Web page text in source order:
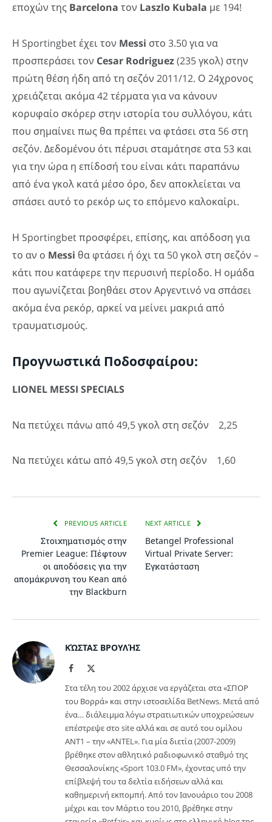
εποχών της Barcelona τον Laszlo Kubala με 194!
Η Sportingbet έχει τον Messi στο 3.50 για να
προσπεράσει τον Cesar Rodriguez(235 γκολ) στην
πρώτη θέση ήδη από τη σεζόν 2011/12. Ο 24χρονος
χρειάζεται ακόμα 42 τέρματα για να κάνουν
κορυφαίο σκόρερ στην ιστορία του συλλόγου, κάτι
που σημαίνει πως θα πρέπει να φτάσει στα 56 στη
σεζόν. Δεδομένου ότι πέρυσι σταμάτησε στα 53 και
για την ώρα η επίδοσή του είναι κάτι παραπάνω
από ένα γκολ κατά μέσο όρο, δεν αποκλείεται να
σπάσει αυτό το ρεκόρ ως το επόμενο καλοκαίρι.
Η Sportingbet προσφέρει, επίσης, και απόδοση για
το αν ο Messi θα φτάσει ή όχι τα 50 γκολ στη σεζόν –
κάτι που κατάφερε την περυσινή περίοδο. Η ομάδα
που αγωνίζεται βοηθάει στον Αργεντινό να σπάσει
ακόμα ένα ρεκόρ, αρκεί να μείνει μακριά από
τραυματισμούς.
Προγνωστικά Ποδοσφαίρου:
LIONEL MESSI SPECIALS
Να πετύχει πάνω από 49,5 γκολ στη σεζόν 2,25
Να πετύχει κάτω από 49,5 γκολ στη σεζόν 1,60
PREVIOUS ARTICLE
Στοιχηματισμός στην
Premier League: Πέφτουν
οι αποδόσεις για την
απομάκρυνση του Kean από
την Blackburn
NEXT ARTICLE
Betangel Professional
Virtual Private Server:
Εγκατάσταση
ΚΏΣΤΑΣ ΒΡΟΥΛΉΣ
Facebook
Στα τέλη του 2002 άρχισε να εργάζεται στα «ΣΠΟΡ
του Βορρά» και στην ιστοσελίδα BetNews. Μετά από
ένα… διάλειμμα λόγω στρατιωτικών υποχρεώσεων
επέστρεψε στο site αλλά και σε αυτό του ομίλου
ΑΝΤ1 – την «ANTEL». Για μία διετία (2007-2009)
βρέθηκε στον αθλητικό ραδιοφωνικό σταθμό της
Θεσσαλονίκης «Sport 103.0 FM», έχοντας υπό την
επίβλεψή του τα δελτία ειδήσεων αλλά και
καθημερινή εκπομπή. Από τον Ιανουάριο του 2008
μέχρι και τον Μάρτιο του 2010, βρέθηκε στην